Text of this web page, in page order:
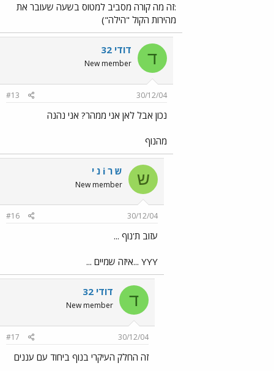
:זה מה קורה מסביב למטוס בשעה שעובר את
מהירות הקול "הילה")
ד דודי 32
New member
30/12/04
#13
נכון אבל לאן אני ממהר? אני נהנה
מהנוף
ש ש ר i נ י
New member
30/12/04
#16
עזוב ת'נוף ...
YYY ...איזה שמיים ...
ד דודי 32
New member
30/12/04
#17
זה החלק העיקרי בנוף ביחוד עם עננים